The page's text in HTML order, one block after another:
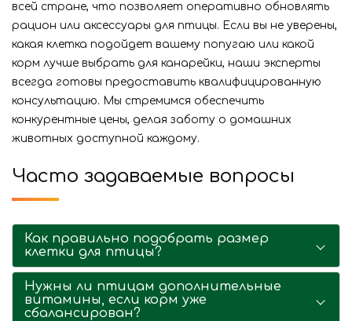
всей стране, что позволяет оперативно обновлять
рацион или аксессуары для птицы. Если вы не уверены,
какая клетка подойдет вашему попугаю или какой
корм лучше выбрать для канарейки, наши эксперты
всегда готовы предоставить квалифицированную
консультацию. Мы стремимся обеспечить
конкурентные цены, делая заботу о домашних
животных доступной каждому.
Часто задаваемые вопросы
Как правильно подобрать размер
клетки для птицы?
Нужны ли птицам дополнительные
витамины, если корм уже
сбалансирован?